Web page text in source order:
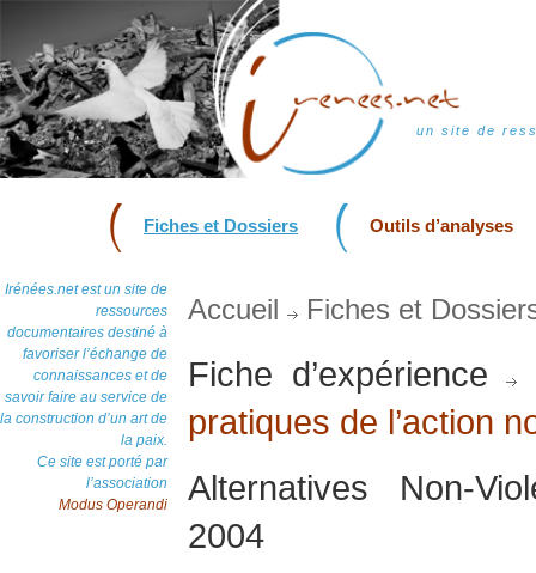
un site de
Fiches et Dossiers Outils d’analyses
Irénées.net est un site de
ressources
documentaires destiné à
favoriser l’échange de
connaissances et de
savoir faire au service de
la construction d’un art de
la paix.
Ce site est porté par
l’association
Modus Operandi
Accueil Fiches et
Fiche d’expérience
pratiques de l’action
Alternatives Non-
2004